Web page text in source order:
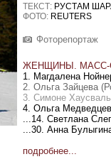
ТЕКСТ: РУСТАМ
ФОТО: REUTERS
Фоторепортаж
ЖЕНЩИНЫ. МАСС-
1. Магдалена
2. Ольга Зайцева
3. Симоне
4. Ольга
...14. Светлана
...30. Анна
подробнее...